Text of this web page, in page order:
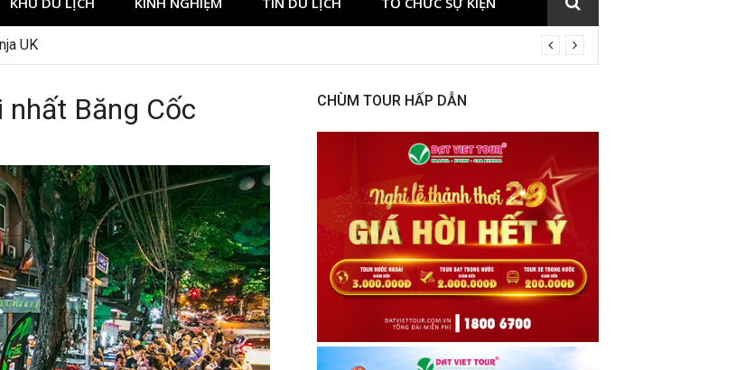
UK
nhất Băng Cốc CHÙM TOUR HẤP DẪN